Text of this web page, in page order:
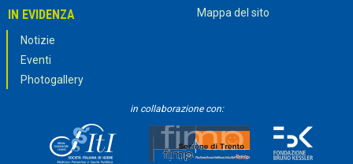
IN EVIDENZA
Notizie
Eventi
Photogallery
Mappa del sito
in collaborazione con: